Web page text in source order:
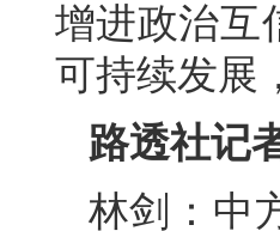
增进政治互
可持续发展
路透社记
林剑：中